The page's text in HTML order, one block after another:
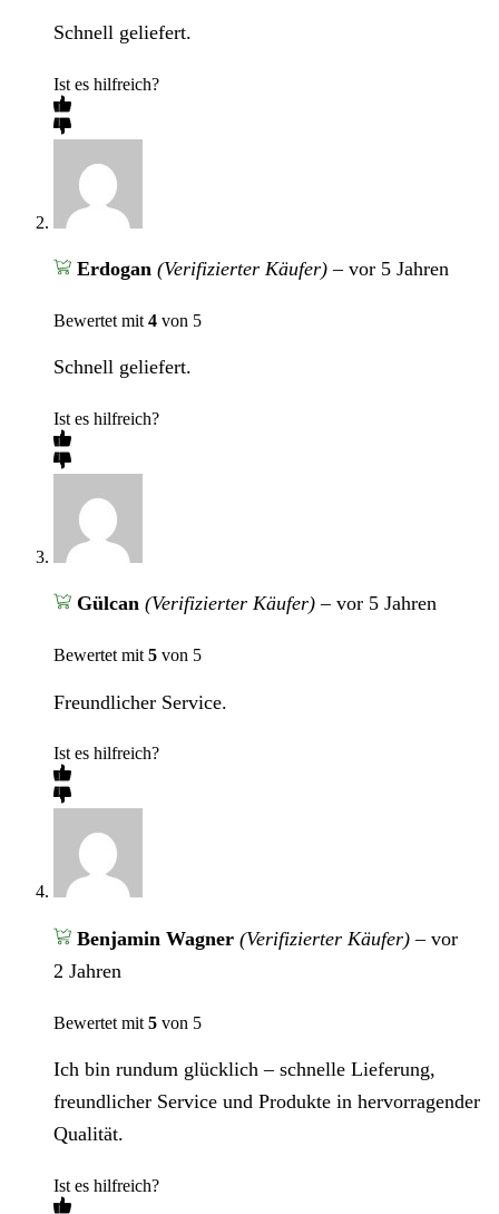
Schnell geliefert.
Ist es hilfreich?
Erdogan (Verifizierter Käufer) – vor 5 Jahren
Bewertet mit 4 von 5
Schnell geliefert.
Ist es hilfreich?
Gülcan (Verifizierter Käufer) – vor 5 Jahren
Bewertet mit 5 von 5
Freundlicher Service.
Ist es hilfreich?
Benjamin Wagner (Verifizierter Käufer) – vor
2 Jahren
Bewertet mit 5 von 5
Ich bin rundum glücklich – schnelle Lieferung,
freundlicher Service und Produkte in hervorragender
Qualität.
Ist es hilfreich?